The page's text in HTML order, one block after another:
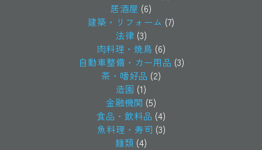
居酒屋 (6)
建築・リフォーム (7)
法律 (3)
肉料理・焼鳥 (6)
自動車整備・カー用品 (3)
茶・嗜好品 (2)
造園 (1)
金融機関 (5)
食品・飲料品 (4)
魚料理・寿司 (3)
麺類 (4)